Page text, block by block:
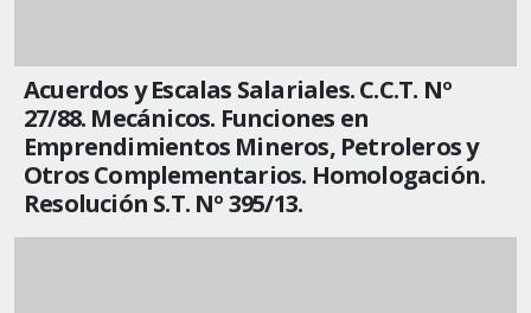
Acuerdos y Escalas Salariales. C.C.T. Nº
27/88. Mecánicos. Funciones en
Emprendimientos Mineros, Petroleros y
Otros Complementarios. Homologación.
Resolución S.T. Nº 395/13.